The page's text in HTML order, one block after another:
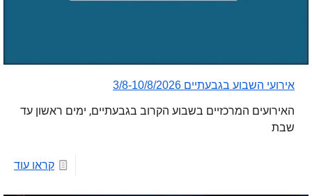
אירועי השבוע בגבעתיים 3/8-10/8/2026
האירועים המרכזיים בשבוע הקרוב בגבעתיים, ימים ראשון עד
שבת
קראו עוד